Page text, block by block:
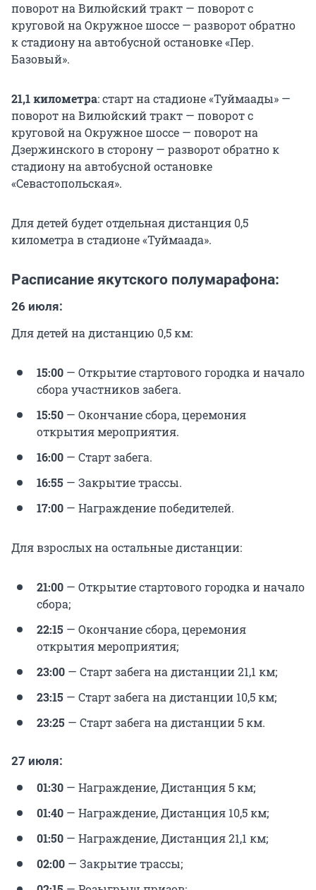
поворот на Вилюйский тракт — поворот с
круговой на Окружное шоссе — разворот обратно
к стадиону на автобусной остановке «Пер.
Базовый».
21,1 километра: старт на стадионе «Туймаады» —
поворот на Вилюйский тракт — поворот с
круговой на Окружное шоссе — поворот на
Дзержинского в сторону — разворот обратно к
стадиону на автобусной остановке
«Севастопольская».
Для детей будет отдельная дистанция 0,5
километра в стадионе «Туймаада».
Расписание якутского полумарафона:
26 июля:
Для детей на дистанцию 0,5 км:
15:00 — Открытие стартового городка и начало
сбора участников забега.
15:50 — Окончание сбора, церемония
открытия мероприятия.
16:00 — Старт забега.
16:55 — Закрытие трассы.
17:00 — Награждение победителей.
Для взрослых на остальные дистанции:
21:00 — Открытие стартового городка и начало
сбора;
22:15 — Окончание сбора, церемония
открытия мероприятия;
23:00 — Старт забега на дистанции 21,1 км;
23:15 — Старт забега на дистанции 10,5 км;
23:25 — Старт забега на дистанции 5 км.
27 июля:
01:30 — Награждение, Дистанция 5 км;
01:40 — Награждение, Дистанция 10,5 км;
01:50 — Награждение, Дистанция 21,1 км;
02:00 — Закрытие трассы;